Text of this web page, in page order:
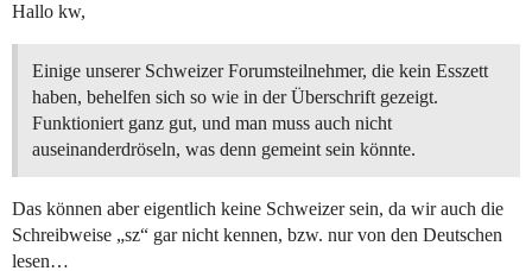
Hallo kw,
Einige unserer Schweizer Forumsteilnehmer, die kein Esszett
haben, behelfen sich so wie in der Überschrift gezeigt.
Funktioniert ganz gut, und man muss auch nicht
auseinanderdröseln, was denn gemeint sein könnte.
Das können aber eigentlich keine Schweizer sein, da wir auch die
Schreibweise „sz“ gar nicht kennen, bzw. nur von den Deutschen
lesen…